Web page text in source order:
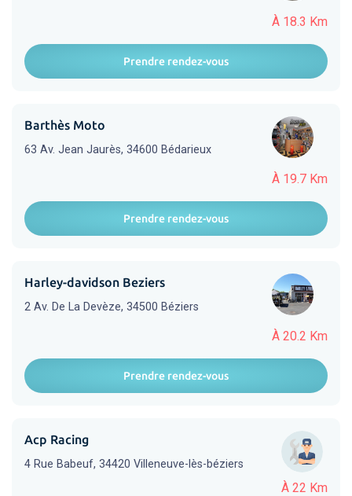
À 18.3 Km
Prendre rendez-vous
À 19.7 Km
Barthès Moto
63 Av. Jean Jaurès, 34600 Bédarieux
Prendre rendez-vous
À 20.2 Km
Harley-davidson Beziers
2 Av. De La Devèze, 34500 Béziers
Prendre rendez-vous
À 22 Km
Acp Racing
4 Rue Babeuf, 34420 Villeneuve-lès-béziers